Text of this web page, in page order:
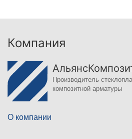
Компания
Производитель
композитной арматуры
О компании